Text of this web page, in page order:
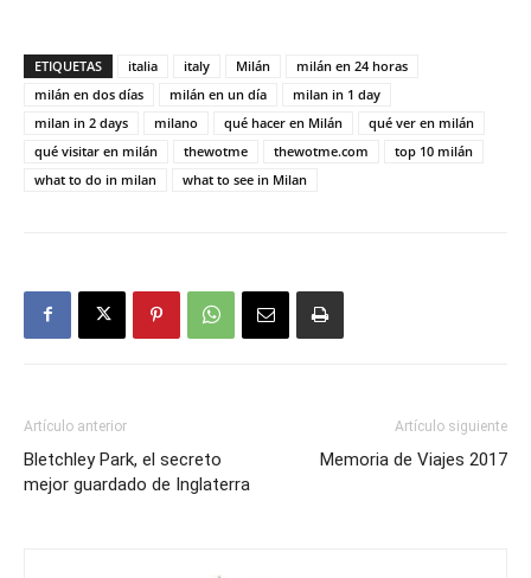
ETIQUETAS italia italy Milán
milán en 24 horas
milán en dos días
milán en un día
milan in 1 day
milan in 2 days
milano qué hacer en Milán
qué ver en milán
qué visitar en milán
thewotme thewotme.com
top 10 milán
what to do in milan
what to see in Milan
Artículo anterior
Bletchley Park, el secreto
mejor guardado de Inglaterra
Artículo siguiente
Memoria de Viajes 2017